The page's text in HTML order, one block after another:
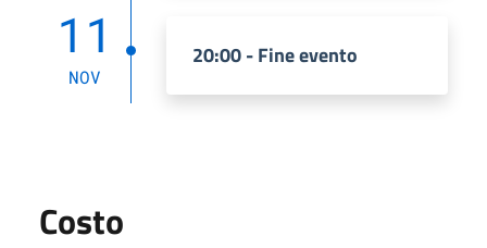
11
NOV
20:00 - Fine evento
Costo